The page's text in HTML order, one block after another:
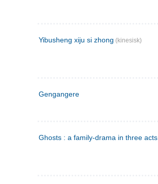
Yibusheng xiju si zhong (kinesisk)
Gengangere
Ghosts : a family-drama in three acts